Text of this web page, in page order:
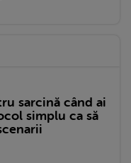
sarcină când ai
simplu ca să